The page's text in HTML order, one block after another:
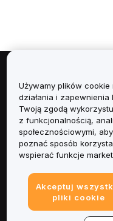
Informacje
Usługi
Obsługa Klienta
Informacje prawne
Używamy plików
działania i
Twoją zgodą
z funkcjonalnością,
społecznościowymi,
poznać sposób
wspierać funkcje
Akceptuj
pliki cookie